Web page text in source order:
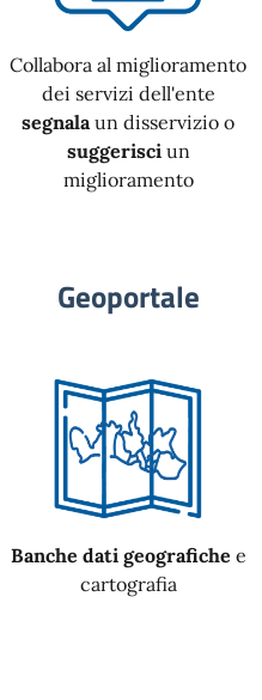
Collabora al miglioramento
dei servizi dell'ente
segnala un disservizio o
suggerisciun
miglioramento
Geoportale
Banche dati geografiche e
cartografia